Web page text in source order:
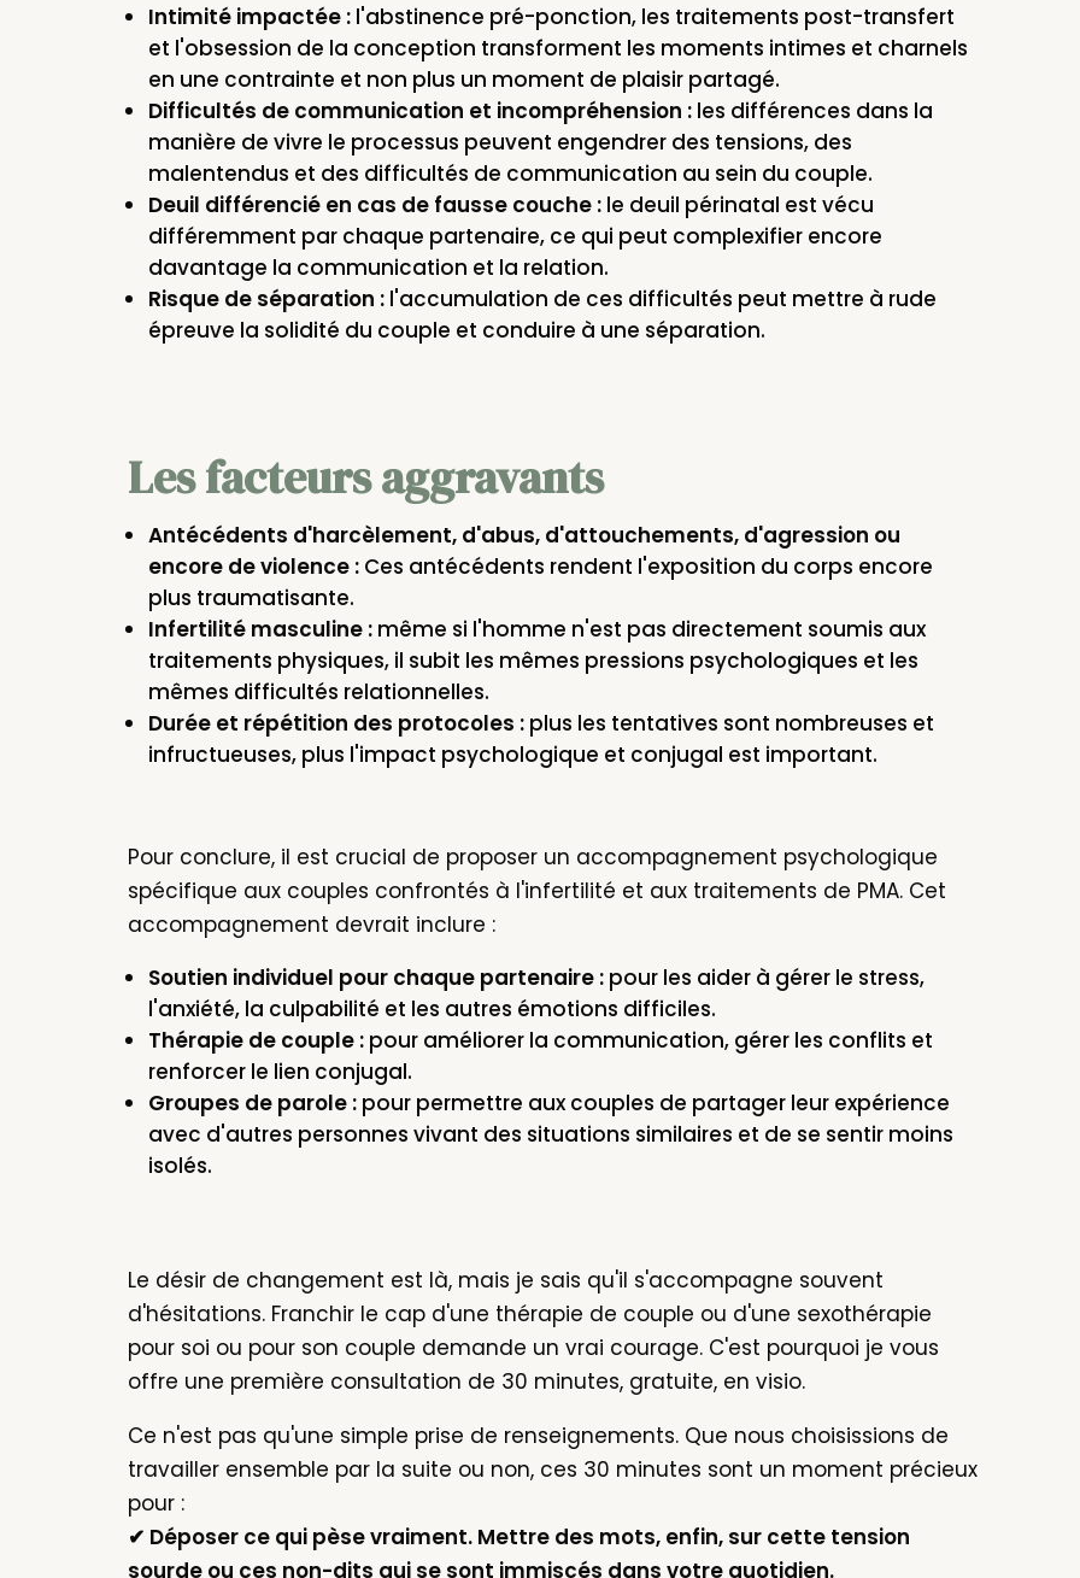
Intimité impactée : l'abstinence pré-ponction, les traitements post-transfert
et l'obsession de la conception transforment les moments intimes et charnels
en une contrainte et non plus un moment de plaisir partagé.
Difficultés de communication et incompréhension : les différences dans la
manière de vivre le processus peuvent engendrer des tensions, des
malentendus et des difficultés de communication au sein du couple.
Deuil différencié en cas de fausse couche : le deuil périnatal est vécu
différemment par chaque partenaire, ce qui peut complexifier encore
davantage la communication et la relation.
Risque de séparation : l'accumulation de ces difficultés peut mettre à rude
épreuve la solidité du couple et conduire à une séparation.
Les facteurs aggravants
Antécédents d'harcèlement, d'abus, d'attouchements, d'agression ou
encore de violence : Ces antécédents rendent l'exposition du corps encore
plus traumatisante.
Infertilité masculine : même si l'homme n'est pas directement soumis aux
traitements physiques, il subit les mêmes pressions psychologiques et les
mêmes difficultés relationnelles.
Durée et répétition des protocoles : plus les tentatives sont nombreuses et
infructueuses, plus l'impact psychologique et conjugal est important.
Pour conclure, il est crucial de proposer un accompagnement psychologique
spécifique aux couples confrontés à l'infertilité et aux traitements de PMA. Cet
accompagnement devrait inclure :
Soutien individuel pour chaque partenaire : pour les aider à gérer le stress,
l'anxiété, la culpabilité et les autres émotions difficiles.
Thérapie de couple : pour améliorer la communication, gérer les conflits et
renforcer le lien conjugal.
Groupes de parole : pour permettre aux couples de partager leur expérience
avec d'autres personnes vivant des situations similaires et de se sentir moins
isolés.
Le désir de changement est là, mais je sais qu'il s'accompagne souvent
d'hésitations. Franchir le cap d'une thérapie de couple ou d'une sexothérapie
pour soi ou pour son couple demande un vrai courage. C'est pourquoi je vous
offre une première consultation de 30 minutes, gratuite, en visio.
Ce n'est pas qu'une simple prise de renseignements. Que nous choisissions de
travailler ensemble par la suite ou non, ces 30 minutes sont un moment précieux
pour :
✔ Déposer ce qui pèse vraiment. Mettre des mots, enfin, sur cette tension
sourde ou ces non-dits qui se sont immiscés dans votre quotidien.